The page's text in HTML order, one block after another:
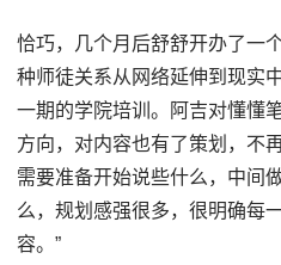
恰巧，几个月后舒舒开办了一
种师徒关系从网络延伸到现实
一期的学院培训。阿吉对懂懂
方向，对内容也有了策划，不再
需要准备开始说些什么，中间
么，规划感强很多，很明确每
容。”